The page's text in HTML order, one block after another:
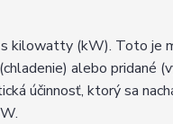
s kilowatty (kW). Toto je
alebo pridané
účinnosť, ktorý sa